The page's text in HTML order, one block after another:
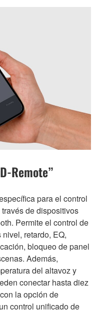
Remote”
para el control
de dispositivos
Permite el control de
retardo, EQ,
bloqueo de panel
Además,
del altavoz y
conectar hasta diez
la opción de
control unificado de